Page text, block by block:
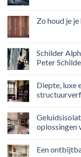
Zo houd je
Schilder
Peter
Diepte, luxe
structuurverf
oplossingen
Een